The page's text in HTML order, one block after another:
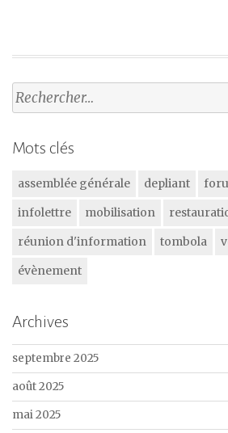
Rechercher :
Mots clés
assemblée générale depliant
infolettre
mobilisation
réunion d'information
tombola
évènement
Archives
septembre 2025
août 2025
mai 2025